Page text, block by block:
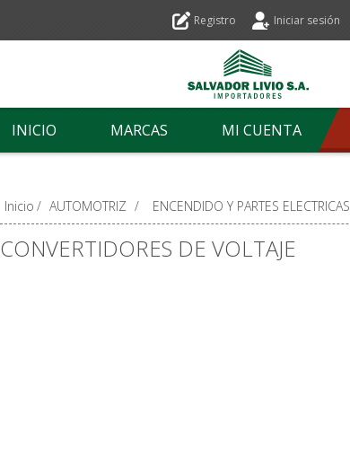
Registro Iniciar sesión
INICIO MARCAS MI CUENTA
Inicio / AUTOMOTRIZ / ENCENDIDO Y PARTES ELECTRICAS
CONVERTIDORES DE VOLTAJE